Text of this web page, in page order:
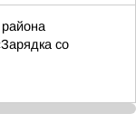
со